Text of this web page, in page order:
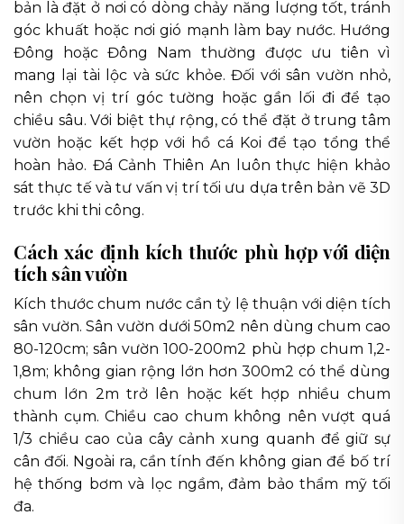
bản là đặt ở nơi có dòng chảy năng lượng tốt, tránh
góc khuất hoặc nơi gió mạnh làm bay nước. Hướng
Đông hoặc Đông Nam thường được ưu tiên vì
mang lại tài lộc và sức khỏe. Đối với sân vườn nhỏ,
nên chọn vị trí góc tường hoặc gần lối đi để tạo
chiều sâu. Với biệt thự rộng, có thể đặt ở trung tâm
vườn hoặc kết hợp với hồ cá Koi để tạo tổng thể
hoàn hảo. Đá Cảnh Thiên An luôn thực hiện khảo
sát thực tế và tư vấn vị trí tối ưu dựa trên bản vẽ 3D
trước khi thi công.
Cách xác định kích thước phù hợp với diện
tích sân vườn
Kích thước chum nước cần tỷ lệ thuận với diện tích
sân vườn. Sân vườn dưới 50m2 nên dùng chum cao
80-120cm; sân vườn 100-200m2 phù hợp chum 1,2-
1,8m; không gian rộng lớn hơn 300m2 có thể dùng
chum lớn 2m trở lên hoặc kết hợp nhiều chum
thành cụm. Chiều cao chum không nên vượt quá
1/3 chiều cao của cây cảnh xung quanh để giữ sự
cân đối. Ngoài ra, cần tính đến không gian để bố trí
hệ thống bơm và lọc ngầm, đảm bảo thẩm mỹ tối
đa.